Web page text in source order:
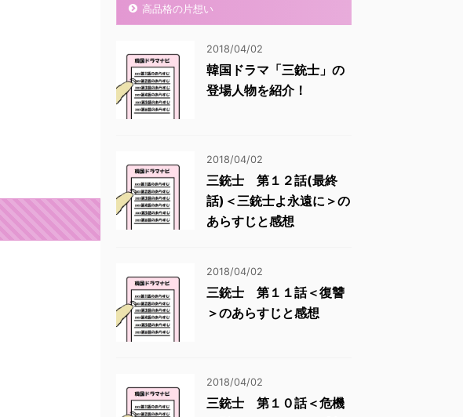
高品格の片想い
2018/04/02
韓国ドラマ「三銃士」の
登場人物を紹介！
2018/04/02
三銃士 第１２話(最終
話)＜三銃士よ永遠に＞の
あらすじと感想
2018/04/02
三銃士 第１１話＜復讐
＞のあらすじと感想
2018/04/02
三銃士 第１０話＜危機